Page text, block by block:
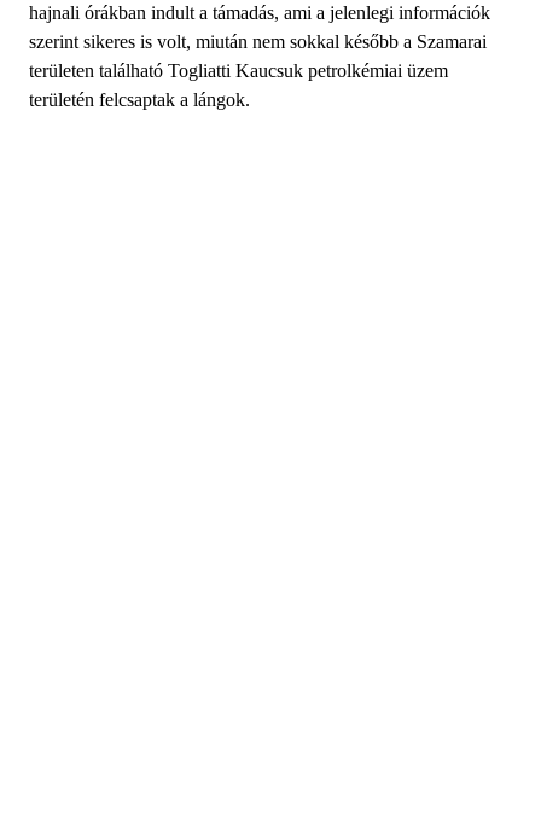
hajnali órákban indult a támadás, ami a jelenlegi információk
szerint sikeres is volt, miután nem sokkal később a Szamarai
területen található Togliatti Kaucsuk petrolkémiai üzem
területén felcsaptak a lángok.